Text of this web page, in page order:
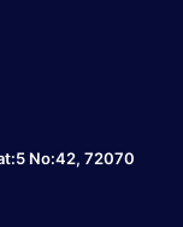
No:42, 72070